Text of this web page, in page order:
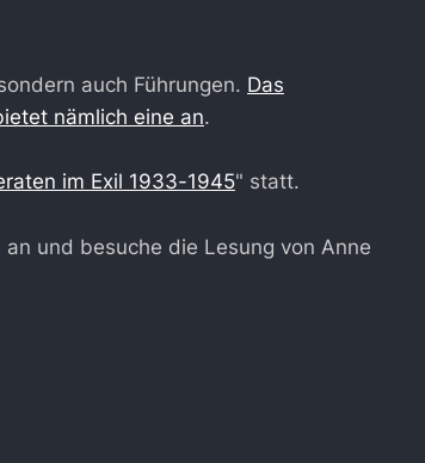
auch Führungen. Das
nämlich eine an.
im Exil 1933-1945" statt.
und besuche die Lesung von Anne